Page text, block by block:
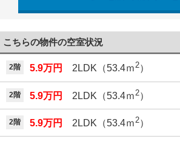
こちらの物件の空室状況
2階 5.9万円 2LDK（53.4ｍ2）
2階 5.9万円 2LDK（53.4ｍ 2）
2階 5.9万円 2LDK（53.4ｍ 2）